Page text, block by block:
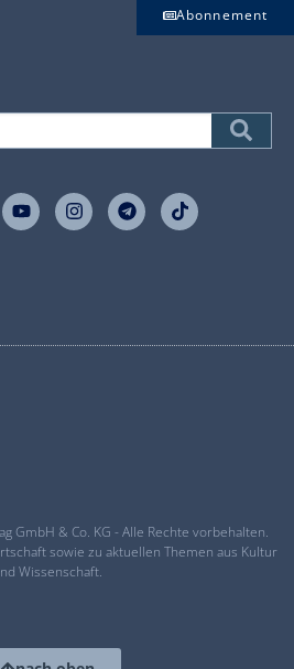
Abonnement
GmbH & Co. KG - Alle Rechte vorbehalten.
sowie zu aktuellen Themen aus Kultur
Wissenschaft.